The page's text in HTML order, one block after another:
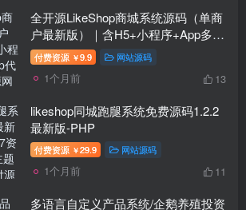
全开源LikeShop商城系统源码（单商
户最新版）｜含H5+小程序+App多端
UniApp代码
付费资源 ￥9.9 网站源码
1个月前 13
likeshop同城跑腿系统免费源码1.2.2
最新版-PHP
付费资源 ￥29.9 网站源码
1个月前 11
多语言自定义产品系统/企鹅养殖投资